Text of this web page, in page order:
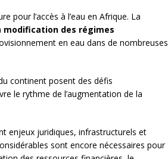
pour l’accès à l’eau en Afrique. La
modification des régimes
en eau dans de nombreuses
continent posent des défis
le rythme de l’augmentation de la
enjeux juridiques, infrastructurels et
sont encore nécessaires pour